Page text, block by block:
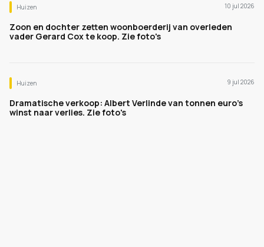
Huizen 10 jul 2026
Zoon en dochter zetten woonboerderij van overleden
vader Gerard Cox te koop. Zie foto's
Huizen 9 jul 2026
Dramatische verkoop: Albert Verlinde van tonnen euro's
winst naar verlies. Zie foto's